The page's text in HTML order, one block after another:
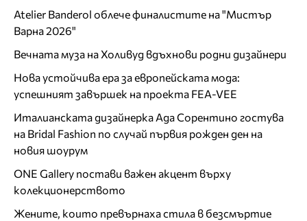
Atelier Banderol облече финалистите на "Мистър
Варна 2026"
Вечната муза на Холивуд вдъхнови родни дизайнери
Нова устойчива ера за европейската мода:
успешният завършек на проекта FEA-VEE
Италианската дизайнерка Ада Сорентино гостува
на Bridal Fashion по случай първия рожден ден на
новия шоурум
ONE Gallery постави важен акцент върху
колекционерството
Жените, които превърнаха стила в безсмъртие